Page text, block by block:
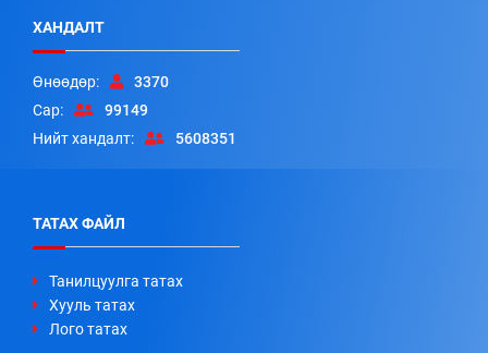
ХАНДАЛТ
Өнөөдөр:
3370
Сар:
99149
Нийт хандалт:
5608351
ТАТАХ ФАЙЛ
Танилцуулга татах
Хууль татах
Лого татах